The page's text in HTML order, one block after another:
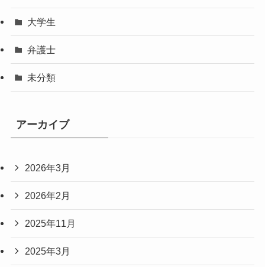
大学生
弁護士
未分類
アーカイブ
2026年3月
2026年2月
2025年11月
2025年3月